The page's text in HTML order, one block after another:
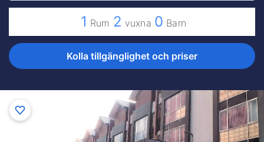
1 Rum 2 vuxna 0 Barn
Kolla tillgänglighet och priser